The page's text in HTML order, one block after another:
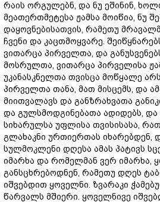
რაის ორგულებნ, და ნუ ეშინინ,
მეათერთმეტესა ჟამსა მოიწია, ნუ
დაყოვნებისათვის, რამეთუ
ჩვენი და კაცთმოყვარე.
ვითარცა პირველთა, და
მოსრულთა, ვითარცა პირველისა
უკანასკნელთა თვისცა მოწყალე
პირველთა თანა, მათ მისცემს, და
მიითვალავს და განზრახვათა
და გულსმოდგინებათა ადიდებს, და
სიხარულსა უფლისა თვისისასა,
გლახაკნი ურთიერთას იხარებდენ,
სულმოკლენი დღესა ამას პატივს
იმარხა და რომელმან ვერ იმარხა,
განსცხრებოდნენ, რამეთუ დღეს
იშვებდით ყოველნი. ზვარაკი
წარვალს მშიერი. ყოველნივე